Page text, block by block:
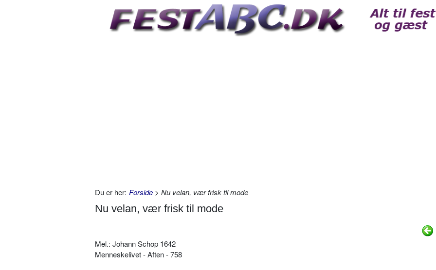
Du er her: Forside > Nu velan, vær frisk til mode
Nu velan, vær frisk til mode
Mel.: Johann Schop 1642
Menneskelivet - Aften - 758